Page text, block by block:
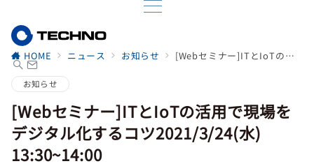
HOME ニュース お知らせ [Webセミナー]ITとIoTの活用で現場をデジタル化するコツ2021/3/24(水) 13:30~14:00
お知らせ
[Webセミナー]ITとIoTの活用で現場を
デジタル化するコツ2021/3/24(水)
13:30~14:00